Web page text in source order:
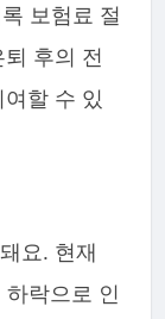
보험료 절
후의 전
할 수 있
요. 현재
락으로 인